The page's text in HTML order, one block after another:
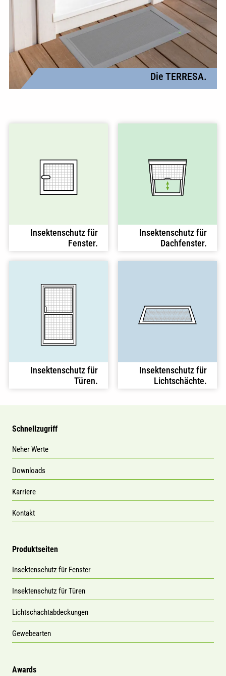
Die TERRESA.
Insektenschutz für
Fenster.
Insektenschutz für
Dachfenster.
Insektenschutz für
Türen.
Insektenschutz für
Lichtschächte.
Schnellzugriff
Neher Werte
Downloads
Karriere
Kontakt
Produktseiten
Insektenschutz für Fenster
Insektenschutz für Türen
Lichtschachtabdeckungen
Gewebearten
Awards